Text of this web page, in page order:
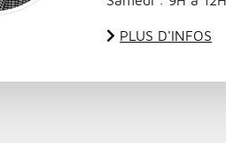
PLUS D'INFOS